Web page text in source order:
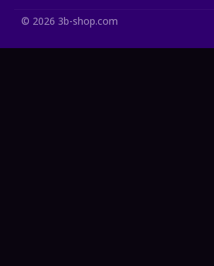
Healing
Heist
© 2026 3b-shop.com